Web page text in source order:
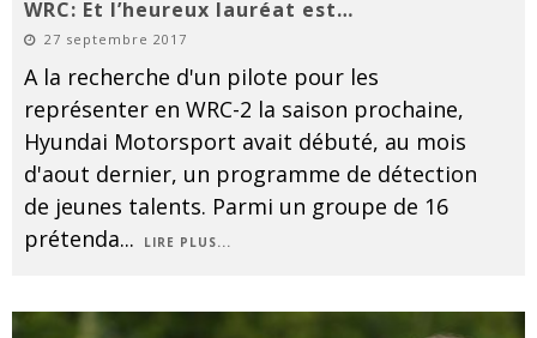
WRC: Et l’heureux lauréat est…
27 septembre 2017
A la recherche d'un pilote pour les
représenter en WRC-2 la saison prochaine,
Hyundai Motorsport avait débuté, au mois
d'aout dernier, un programme de détection
de jeunes talents. Parmi un groupe de 16
prétenda... LIRE PLUS...